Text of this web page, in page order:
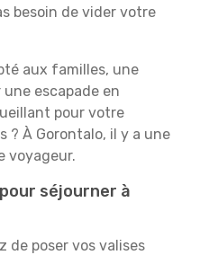
besoin de vider votre
aux familles, une
escapade en
pour votre
? À Gorontalo, il y a une
voyageur.
séjourner à
de poser vos valises